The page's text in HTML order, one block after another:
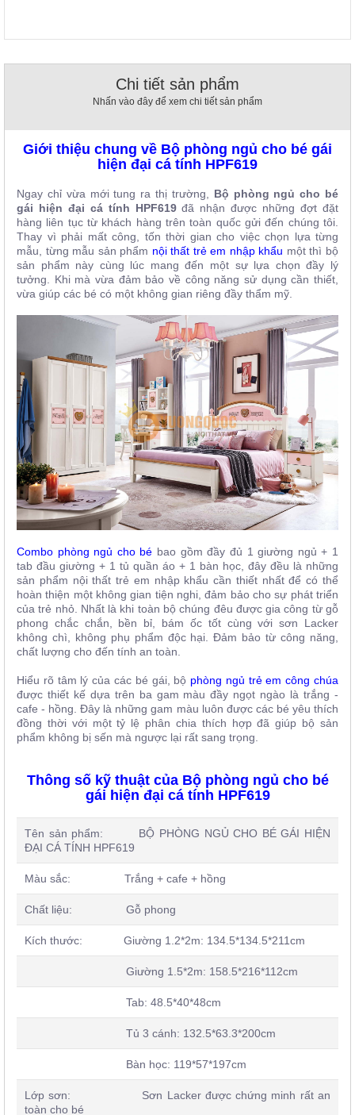
Thất
Nhà
Thất
Hàng
Chi tiết sản phẩm
Nhấn vào đây để xem chi tiết sản phẩm
Giới thiệu chung về Bộ phòng ngủ cho bé gái
hiện đại cá tính HPF619
Ngay chỉ vừa mới tung ra thị trường, Bộ phòng ngủ cho bé
gái hiện đại cá tính HPF619đã nhận được những đợt đặt
hàng liên tục từ khách hàng trên toàn quốc gửi đến chúng tôi.
Thay vì phải mất công, tốn thời gian cho việc chọn lựa từng
mẫu, từng mẫu sản phẩm nội thất trẻ em nhập khẩu một thì bộ
sản phẩm này cùng lúc mang đến một sự lựa chọn đầy lý
tưởng. Khi mà vừa đảm bảo về công năng sử dụng cần thiết,
vừa giúp các bé có một không gian riêng đầy thẩm mỹ.
Combo phòng ngủ cho bé bao gồm đầy đủ 1 giường ngủ + 1
tab đầu giường + 1 tủ quần áo + 1 bàn học, đây đều là những
sản phẩm nội thất trẻ em nhập khẩu cần thiết nhất để có thể
hoàn thiện một không gian tiện nghi, đảm bảo cho sự phát triển
của trẻ nhỏ. Nhất là khi toàn bộ chúng đêu được gia công từ gỗ
phong chắc chắn, bền bỉ, bám ốc tốt cùng với sơn Lacker
không chì, không phụ phẩm độc hại. Đảm bảo từ công năng,
chất lượng cho đến tính an toàn.
Hiểu rõ tâm lý của các bé gái, bộ phòng ngủ trẻ em công chúa
được thiết kế dựa trên ba gam màu đầy ngọt ngào là trắng -
cafe - hồng. Đây là những gam màu luôn được các bé yêu thích
đồng thời với một tỷ lệ phân chia thích hợp đã giúp bộ sản
phẩm không bị sến mà ngược lại rất sang trọng.
Thông số kỹ thuật của Bộ phòng ngủ cho bé
gái hiện đại cá tính HPF619
Tên sản phẩm: BỘ PHÒNG NGỦ CHO BÉ GÁI HIỆN
ĐẠI CÁ TÍNH HPF619
Màu sắc: Trắng + cafe + hồng
Chất liệu: Gỗ phong
Kích thước: Giường 1.2*2m: 134.5*134.5*211cm
Giường 1.5*2m: 158.5*216*112cm
Tab: 48.5*40*48cm
Tủ 3 cánh: 132.5*63.3*200cm
Bàn học: 119*57*197cm
Lớp sơn: Sơn Lacker được chứng minh rất an
toàn cho bé